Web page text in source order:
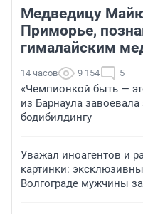
Медведицу
Приморье,
гималайским
14 часов 9 154 5
«Чемпионкой быть —
из Барнаула
бодибилдингу
Уважал иноагентов и
картинки:
Волгограде мужчины